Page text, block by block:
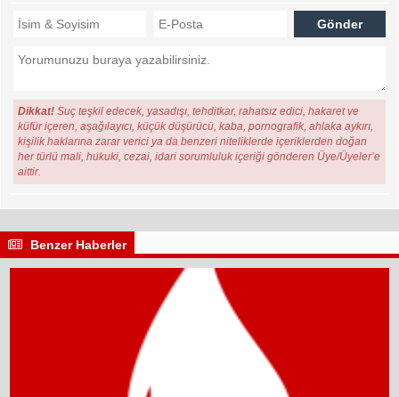
Dikkat! Suç teşkil edecek, yasadışı, tehditkar, rahatsız edici, hakaret ve
küfür içeren, aşağılayıcı, küçük düşürücü, kaba, pornografik, ahlaka aykırı,
kişilik haklarına zarar verici ya da benzeri niteliklerde içeriklerden doğan
her türlü mali, hukuki, cezai, idari sorumluluk içeriği gönderen Üye/Üyeler’e
aittir.
Benzer Haberler